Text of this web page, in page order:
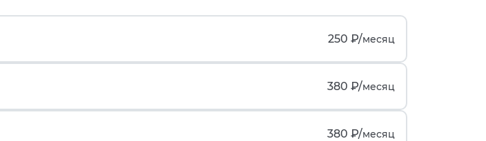
250 ₽/месяц
380 ₽/месяц
380 ₽/месяц